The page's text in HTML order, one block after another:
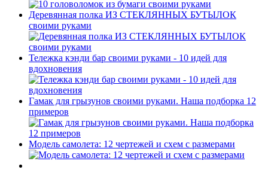
Деревянная полка ИЗ СТЕКЛЯННЫХ БУТЫЛОК
своими руками
Тележка кэнди бар своими руками - 10 идей для
вдохновения
Гамак для грызунов своими руками. Наша подборка 12
примеров
Модель самолета: 12 чертежей и схем с размерами